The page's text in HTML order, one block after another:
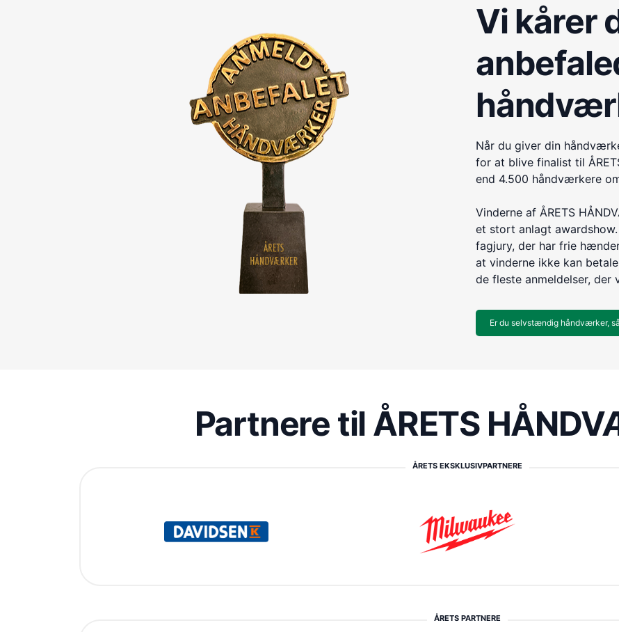
Vi kårer
Når du giver din
for at blive finalist til
end 4.500 håndværkere
Vinderne af ÅRETS
et stort anlagt
fagjury, der har frie
at vinderne ikke kan
de fleste anmeldelser, der
Er du selvstændig håndværker,
Partnere til ÅRETS
ÅRETS EKSKLUSIVPARTNERE
ÅRETS PARTNERE